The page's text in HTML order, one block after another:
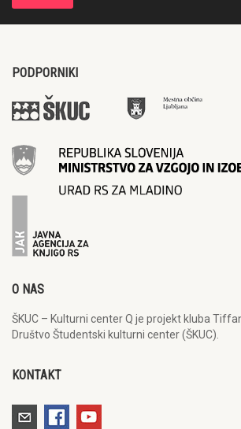
PODPORNIKI
O NAS
ŠKUC – Kulturni center Q je projekt kluba
Društvo Študentski kulturni center (ŠKUC).
KONTAKT